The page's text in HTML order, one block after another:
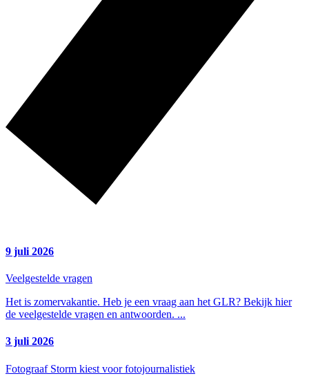
9 juli 2026
Veelgestelde vragen
Het is zomervakantie. Heb je een vraag aan het GLR? Bekijk hier
de veelgestelde vragen en antwoorden. ...
3 juli 2026
Fotograaf Storm kiest voor fotojournalistiek